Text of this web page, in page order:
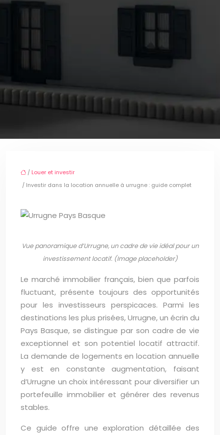
/ Louer et investir
/ Investir dans la location annuelle à urrugne : guide complet
Vue panoramique d’Urrugne, un cadre de vie idéal pour un
investissement locatif. (Image placeholder)
Le marché immobilier français, bien que parfois
fluctuant, présente toujours des opportunités
pour les investisseurs perspicaces. Parmi les
destinations les plus prisées, Urrugne, un écrin du
Pays Basque, se distingue par son cadre de vie
exceptionnel et son potentiel locatif attractif.
La demande de logements en location annuelle
y est en constante augmentation, faisant
d’Urrugne un choix intéressant pour diversifier un
portefeuille immobilier et générer des revenus
stables.
Ce guide offre une exploration détaillée des